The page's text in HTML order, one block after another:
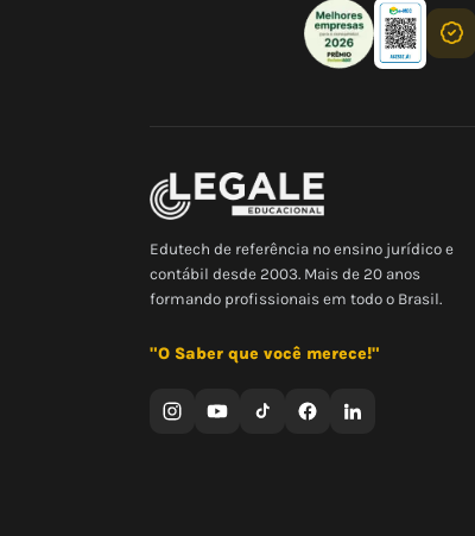
Edutech de referência no ensino jurídico e
contábil desde 2003. Mais de 20 anos
formando profissionais em todo o Brasil.
"O Saber que você merece!"